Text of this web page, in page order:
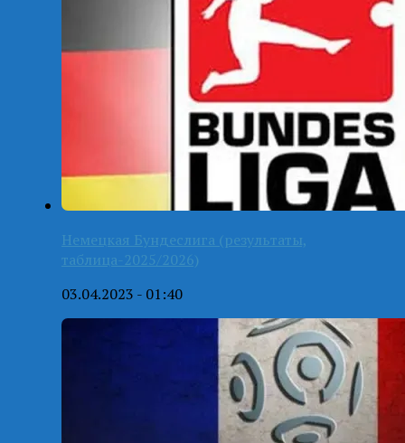
Немецкая Бундеслига (результаты,
таблица-2025/2026)
03.04.2023 - 01:40